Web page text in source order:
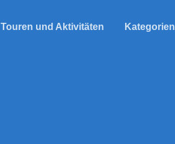
Touren und Aktivitäten Kategorien